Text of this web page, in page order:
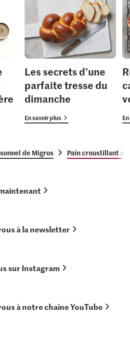
Les secrets d’une
parfaite tresse du
dimanche
En savoir plus
de Migros Pain croustillant
à la newsletter
sur Instagram
à notre chaîne YouTube